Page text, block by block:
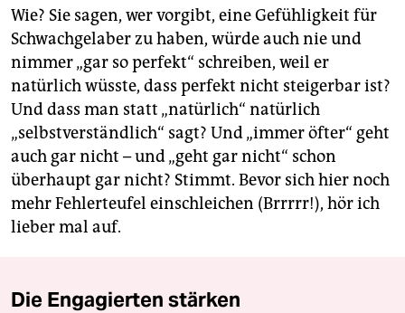
Wie? Sie sagen, wer vorgibt, eine Gefühligkeit für
Schwachgelaber zu haben, würde auch nie und
nimmer „gar so perfekt“ schreiben, weil er
natürlich wüsste, dass perfekt nicht steigerbar ist?
Und dass man statt „natürlich“ natürlich
„selbstverständlich“ sagt? Und „immer öfter“ geht
auch gar nicht – und „geht gar nicht“ schon
überhaupt gar nicht? Stimmt. Bevor sich hier noch
mehr Fehlerteufel einschleichen (Brrrrr!), hör ich
lieber mal auf.
Die Engagierten stärken